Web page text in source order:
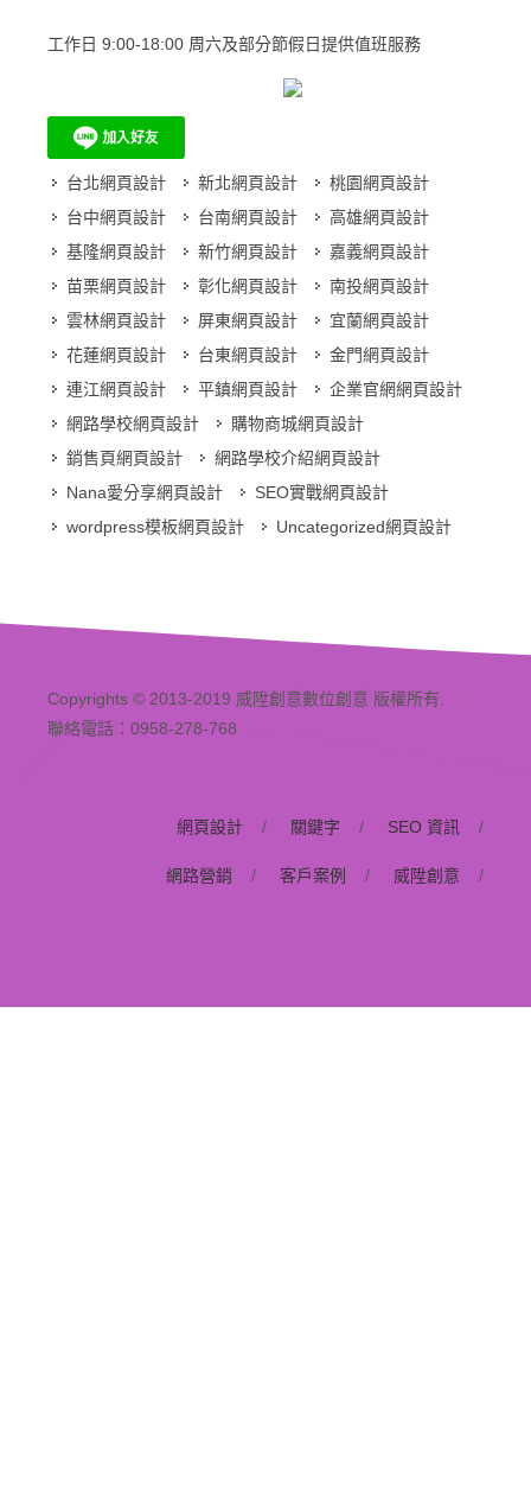
工作日 9:00-18:00 周六及部分節假日提供值班服務
台北網頁設計 新北網頁設計
桃園網頁設計
台中網頁設計
台南網頁設計
高雄網頁設計
基隆網頁設計
新竹網頁設計
嘉義網頁設計
苗栗網頁設計
彰化網頁設計
南投網頁設計
雲林網頁設計
屏東網頁設計
宜蘭網頁設計
花蓮網頁設計
台東網頁設計
金門網頁設計
連江網頁設計
平鎮網頁設計
企業官網網頁設計
網路學校網頁設計
購物商城網頁設計
銷售頁網頁設計
網路學校介紹網頁設計
Nana愛分享網頁設計
SEO實戰網頁設計
wordpress模板網頁設計
Uncategorized網頁設計
Copyrights © 2013-2019 威陞創意數位創意 版權所有.
聯絡電話：0958-278-768
網頁設計 / 關鍵字 / SEO 資訊 /
網路營銷 / 客戶案例 / 威陞創意 /